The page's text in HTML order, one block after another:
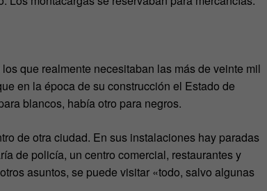
que realmente necesitaban las más de veinte mil
en la época de su construcción el Estado de
blancos, había otro para negros.
de otra ciudad. En sus instalaciones hay paradas
de policía, un centro comercial, restaurantes y
asuntos, se puede visitar «todo, salvo algunas